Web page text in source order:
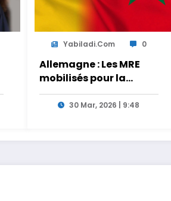
Yabiladi.com 0
Allemagne : Les MRE
mobilisés pour la
transmission des liens
entre générations
30 Mar, 2026 | 9:48